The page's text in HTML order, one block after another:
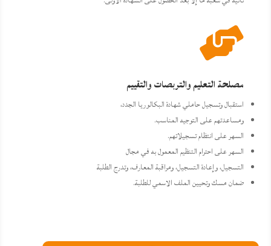

مصلحة التعليم والتربصات والتقييم
استقبال وتسجيل حاملي شهادة البكالوريا الجدد،
ومساعدتهم على التوجيه المناسب.
السهر على انتظام تسجيلاتهم.
السهر على احترام التنظيم المعمول به في مجال
التسجيل، وإعادة التسجيل، ومراقبة المعارف، وتدرج الطلبة
ضمان مسك وتحيين الملف الاسمي للطلبة.